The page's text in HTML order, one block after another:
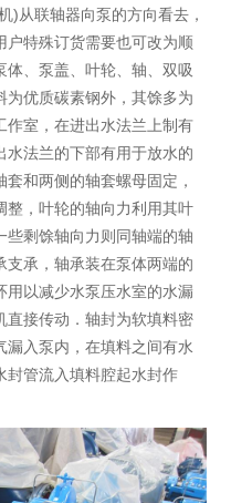
)从联轴器向泵的方向看去，
户特殊订货需要也可改为顺
、泵盖、叶轮、轴、双吸
为优质碳素钢外，其馀多为
作室，在进出水法兰上制有
水法兰的下部有用于放水的
和两侧的轴套螺母固定，
整，叶轮的轴向力利用其叶
些剩馀轴向力则同轴端的轴
支承，轴承装在泵体两端的
用以减少水泵压水室的水漏
直接传动．轴封为软填料密
漏入泵内，在填料之间有水
封管流入填料腔起水封作